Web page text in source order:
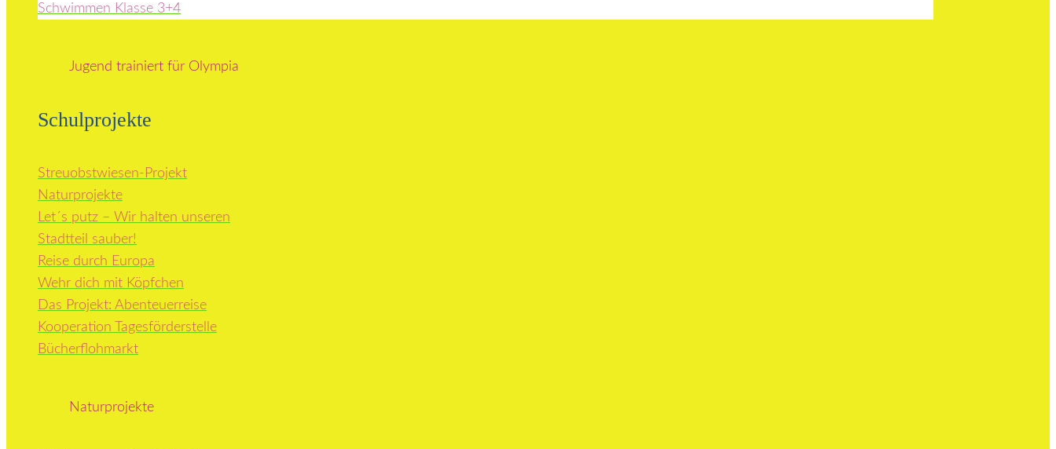
Schwimmen Klasse 3+4
Jugend trainiert für Olympia
Schulprojekte
Streuobstwiesen-Projekt
Naturprojekte
Let´s putz – Wir halten unseren
Stadtteil sauber!
Reise durch Europa
Wehr dich mit Köpfchen
Das Projekt: Abenteuerreise
Kooperation Tagesförderstelle
Bücherflohmarkt
Naturprojekte